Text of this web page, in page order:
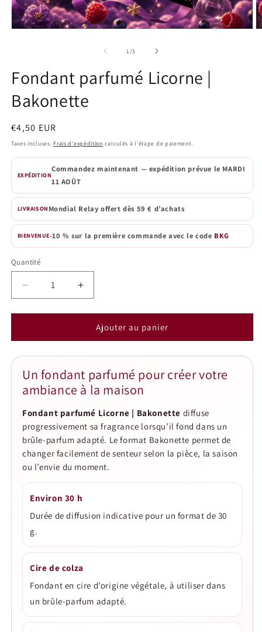
une
fenêtre
modale
1 /de
5
Fondant parfumé Licorne |
Bakonette
Prix
habituel
€4,50 EUR
Taxes incluses. Frais d'expédition calculés à l'étape de paiement.
EXPÉDITION
Commandez maintenant — expédition prévue le MARDI
11 AOÛT
LIVRAISON Mondial Relay offert dès 59 € d’achats
BIENVENUE-10 % sur la première commande avec le code BKG
Quantité
Quantité
Réduire
la
quantité
Fondant
|
Bakonette
Augmenter
la
quantité
Fondant
|
Bakonette
Ajouter au panier
Un fondant parfumé pour créer votre
ambiance à la maison
Fondant parfumé Licorne | Bakonette diffuse
progressivement sa fragrance lorsqu’il fond dans un
brûle-parfum adapté. Le format Bakonette permet de
changer facilement de senteur selon la pièce, la saison
ou l’envie du moment.
Environ 30 h
Durée de diffusion indicative pour un format de 30
g.
Cire de colza
Fondant en cire d’origine végétale, à utiliser dans
un brûle-parfum adapté.